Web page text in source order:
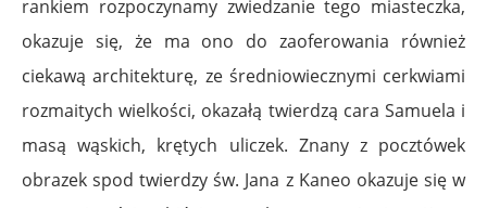
rankiem rozpoczynamy zwiedzanie tego miasteczka,
okazuje się, że ma ono do zaoferowania również
ciekawą architekturę, ze średniowiecznymi cerkwiami
rozmaitych wielkości, okazałą twierdzą cara Samuela i
masą wąskich, krętych uliczek. Znany z pocztówek
obrazek spod twierdzy św. Jana z Kaneo okazuje się w